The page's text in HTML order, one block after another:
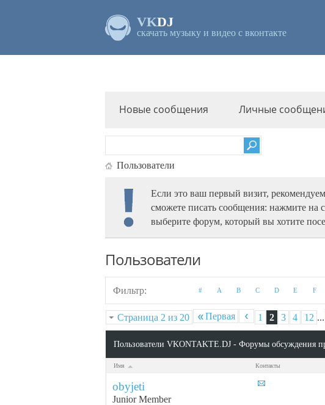
VKDJ
скачать музыку и видео с вконтакте
Новые сообщения Личные
Пользователи
Если это ваш первый визит,
сможете писать сообщения: нажмите на
выберите форум, который вы хотите
Пользователи
Фильтр # A B C D E F
Страница 2 из 20 Первая 1 2 3 4 12 ...
Пользователи VKONTAKTE.DJ - Форумы обсуждения
Имя Контакты
obyjeti
Junior Member